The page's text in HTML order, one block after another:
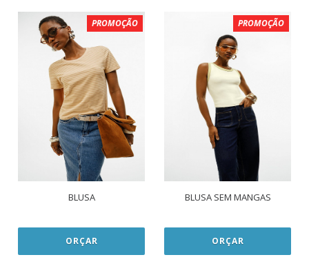
PROMOÇÃO
BLUSA
ORÇAR
PROMOÇÃO
BLUSA SEM MANGAS
ORÇAR